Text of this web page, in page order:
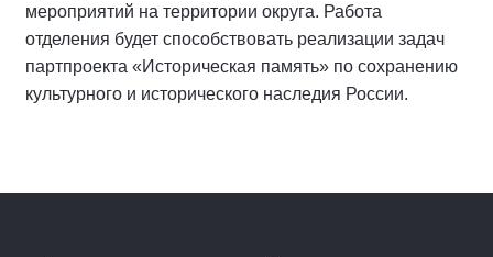
мероприятий на территории округа. Работа
отделения будет способствовать реализации задач
партпроекта «Историческая память» по сохранению
культурного и исторического наследия России.